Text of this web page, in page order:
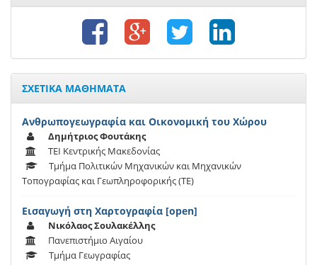
ΣΧΕΤΙΚΑ ΜΑΘΗΜΑΤΑ
Ανθρωπογεωγραφία και Οικονομική του Χώρου
Δημήτριος Φουτάκης
ΤΕΙ Κεντρικής Μακεδονίας
Τμήμα Πολιτικών Μηχανικών και Μηχανικών
Τοπογραφίας και Γεωπληροφορικής (ΤΕ)
Εισαγωγή στη Χαρτογραφία [open]
Νικόλαος Σουλακέλλης
Πανεπιστήμιο Αιγαίου
Τμήμα Γεωγραφίας